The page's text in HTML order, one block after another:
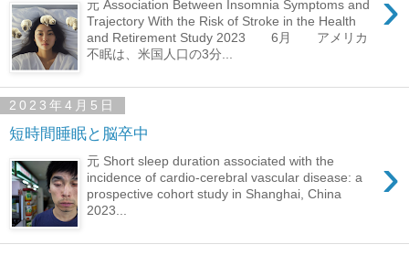
元 Association Between Insomnia Symptoms and
Trajectory With the Risk of Stroke in the Health
and Retirement Study 2023 6月 アメリカ
不眠は、米国人口の3分...
2023年4月5日
短時間睡眠と脳卒中
›
元 Short sleep duration associated with the
incidence of cardio-cerebral vascular disease: a
prospective cohort study in Shanghai, China
2023...